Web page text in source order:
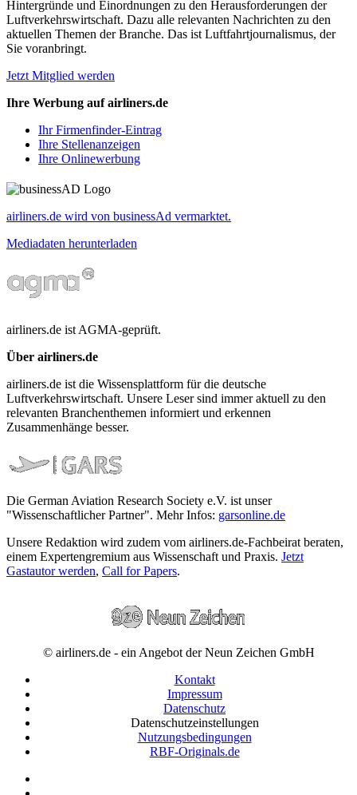
Hintergründe und Einordnungen zu den Herausforderungen der
Luftverkehrswirtschaft. Dazu alle relevanten Nachrichten zu den
aktuellen Themen der Branche. Das ist Luftfahrtjournalismus, der
Sie voranbringt.
Jetzt Mitglied werden
Ihre Werbung auf airliners.de
Ihr Firmenfinder-Eintrag
Ihre Stellenanzeigen
Ihre Onlinewerbung
airliners.de wird von businessAd vermarktet.
Mediadaten herunterladen
airliners.de ist AGMA-geprüft.
Über airliners.de
airliners.de ist die Wissensplattform für die deutsche
Luftverkehrswirtschaft. Unsere Leser sind immer aktuell zu den
relevanten Branchenthemen informiert und erkennen
Zusammenhänge besser.
Die German Aviation Research Society e.V. ist unser
"Wissenschaftlicher Partner". Mehr Infos: garsonline.de
Unsere Redaktion wird zudem vom airliners.de-Fachbeirat beraten,
einem Expertengremium aus Wissenschaft und Praxis. Jetzt
Gastautor werden, Call for Papers.
© airliners.de - ein Angebot der Neun Zeichen GmbH
Kontakt
Impressum
Datenschutz
Datenschutzeinstellungen
Nutzungsbedingungen
RBF-Originals.de